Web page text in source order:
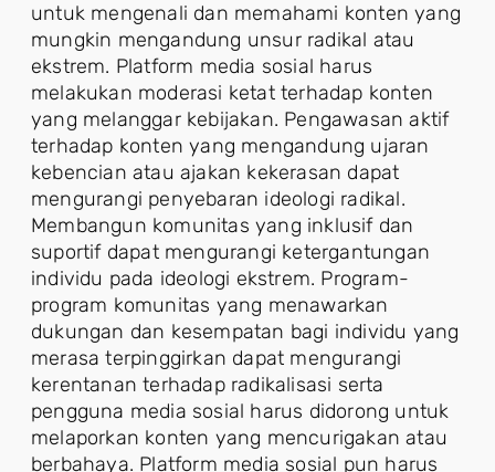
untuk mengenali dan memahami konten yang
mungkin mengandung unsur radikal atau
ekstrem. Platform media sosial harus
melakukan moderasi ketat terhadap konten
yang melanggar kebijakan. Pengawasan aktif
terhadap konten yang mengandung ujaran
kebencian atau ajakan kekerasan dapat
mengurangi penyebaran ideologi radikal.
Membangun komunitas yang inklusif dan
suportif dapat mengurangi ketergantungan
individu pada ideologi ekstrem. Program-
program komunitas yang menawarkan
dukungan dan kesempatan bagi individu yang
merasa terpinggirkan dapat mengurangi
kerentanan terhadap radikalisasi serta
pengguna media sosial harus didorong untuk
melaporkan konten yang mencurigakan atau
berbahaya. Platform media sosial pun harus